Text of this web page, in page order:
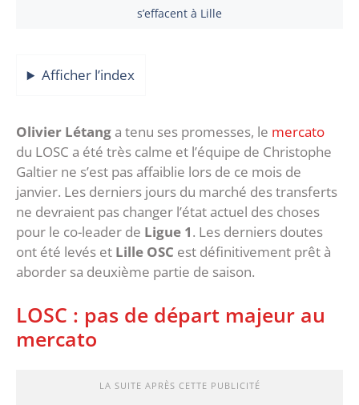
s’effacent à Lille
Afficher l’index
Olivier Létanga tenu ses promesses, le mercato
du LOSC a été très calme et l’équipe de Christophe
Galtier ne s’est pas affaiblie lors de ce mois de
janvier. Les derniers jours du marché des transferts
ne devraient pas changer l’état actuel des choses
pour le co-leader de Ligue 1. Les derniers doutes
ont été levés et Lille OSC est définitivement prêt à
aborder sa deuxième partie de saison.
LOSC : pas de départ majeur au
mercato
LA SUITE APRÈS CETTE PUBLICITÉ